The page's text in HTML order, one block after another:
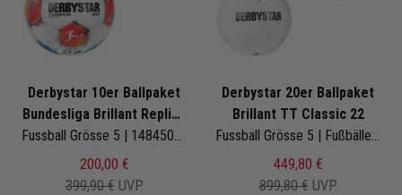
Derbystar 10er Ballpaket
Bundesliga Brillant Replica
v25
200,00 €
399,90 € UVP
Derbystar 20er Ballpaket
Brillant TT Classic 22
449,80 €
899,80 € UVP